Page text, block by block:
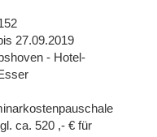
27.09.2019
- Hotel-
ca. 520 ,- € für